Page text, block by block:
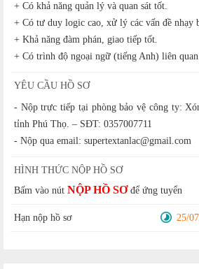
+ Có khả năng quản lý và quan sát tốt.
+ Có tư duy logic cao, xử lý các vấn đề nhạy
+ Khả năng đàm phán, giao tiếp tốt.
+ Có trình độ ngoại ngữ (tiếng Anh) liên
YÊU CẦU HỒ SƠ
- Nộp trực tiếp tại phòng bảo vệ công ty:
tỉnh Phú Thọ. – SĐT: 0357007711
- Nộp qua email: supertextanlac@gmail.com
HÌNH THỨC NỘP HỒ SƠ
Bấm vào nút NỘP HỒ SƠđể ứng tuyển
Hạn nộp hồ sơ 25/